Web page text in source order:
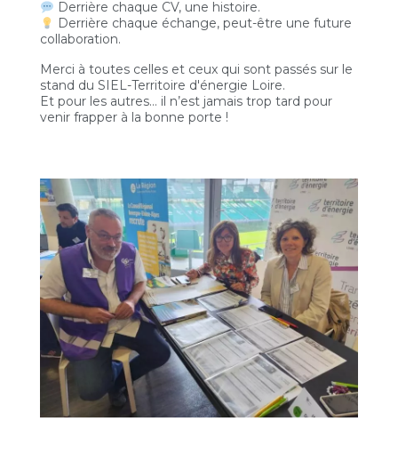
Derrière chaque CV, une histoire.
Derrière chaque échange, peut-être une future
collaboration.
Merci à toutes celles et ceux qui sont passés sur le
stand du SIEL-Territoire d'énergie Loire.
Et pour les autres… il n’est jamais trop tard pour
venir frapper à la bonne porte !